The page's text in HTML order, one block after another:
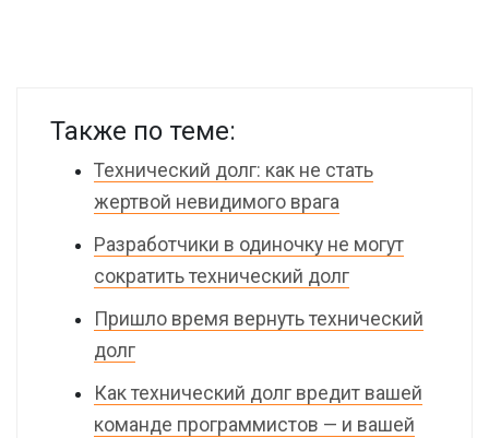
Также по теме:
Технический долг: как не стать
жертвой невидимого врага
Разработчики в одиночку не могут
сократить технический долг
Пришло время вернуть технический
долг
Как технический долг вредит вашей
команде программистов — и вашей